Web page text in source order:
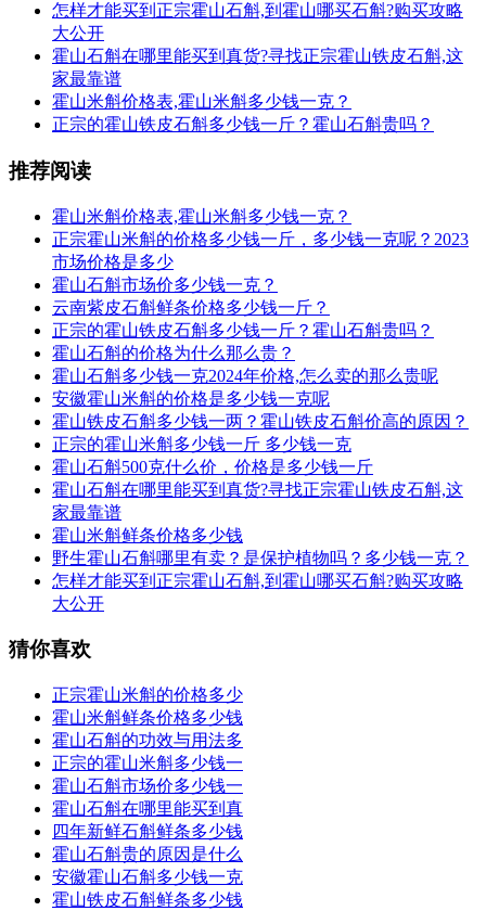
怎样才能买到正宗霍山石斛,到霍山哪买石斛?购买攻略
大公开
霍山石斛在哪里能买到真货?寻找正宗霍山铁皮石斛,这
家最靠谱
霍山米斛价格表,霍山米斛多少钱一克？
正宗的霍山铁皮石斛多少钱一斤？霍山石斛贵吗？
推荐阅读
霍山米斛价格表,霍山米斛多少钱一克？
正宗霍山米斛的价格多少钱一斤，多少钱一克呢？2023
市场价格是多少
霍山石斛市场价多少钱一克？
云南紫皮石斛鲜条价格多少钱一斤？
正宗的霍山铁皮石斛多少钱一斤？霍山石斛贵吗？
霍山石斛的价格为什么那么贵？
霍山石斛多少钱一克2024年价格,怎么卖的那么贵呢
安徽霍山米斛的价格是多少钱一克呢
霍山铁皮石斛多少钱一两？霍山铁皮石斛价高的原因？
正宗的霍山米斛多少钱一斤 多少钱一克
霍山石斛500克什么价，价格是多少钱一斤
霍山石斛在哪里能买到真货?寻找正宗霍山铁皮石斛,这
家最靠谱
霍山米斛鲜条价格多少钱
野生霍山石斛哪里有卖？是保护植物吗？多少钱一克？
怎样才能买到正宗霍山石斛,到霍山哪买石斛?购买攻略
大公开
猜你喜欢
正宗霍山米斛的价格多少
霍山米斛鲜条价格多少钱
霍山石斛的功效与用法多
正宗的霍山米斛多少钱一
霍山石斛市场价多少钱一
霍山石斛在哪里能买到真
四年新鲜石斛鲜条多少钱
霍山石斛贵的原因是什么
安徽霍山石斛多少钱一克
霍山铁皮石斛鲜条多少钱